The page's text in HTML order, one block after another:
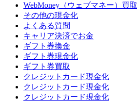
WebMoney（ウェブマネー）買取
その他の現金化
よくある質問
キャリア決済でお金
ギフト券換金
ギフト券現金化
ギフト券買取
クレジットカード現金化
クレジットカード現金化
クレジットカード現金化